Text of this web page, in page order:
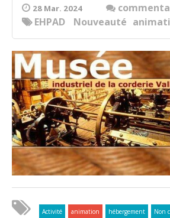
28 Mar. 2024
EHPAD Nouveauté
Activité animation hébergement Non